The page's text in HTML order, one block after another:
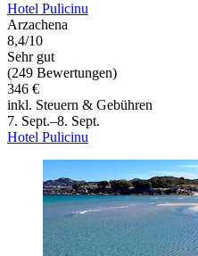
Hotel Pulicinu
Arzachena
8,4/10
Sehr gut
(249 Bewertungen)
346 €
inkl. Steuern & Gebühren
7. Sept.–8. Sept.
Hotel Pulicinu